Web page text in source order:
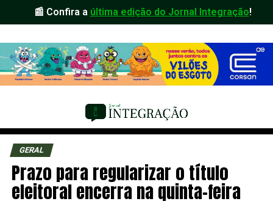
📰 Confira a última edição do Jornal Integração!
GERAL
Prazo para regularizar o título
eleitoral encerra na quinta-feira